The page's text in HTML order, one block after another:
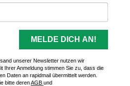
MELDE DICH AN!
unserer Newsletter nutzen wir
Ihrer Anmeldung stimmen Sie zu, dass die
Daten an rapidmail übermittelt werden.
bitte derenAGB und